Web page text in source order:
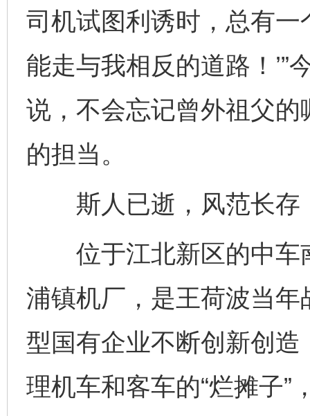
司机试图利诱时，总有
能走与我相反的道路！’”
说，不会忘记曾外祖父
的担当。
斯人已逝，风范长存
位于江北新区的中车
浦镇机厂，是王荷波当
型国有企业不断创新创造
理机车和客车的“烂摊子”